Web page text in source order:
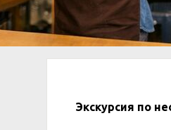
Экскурсия по